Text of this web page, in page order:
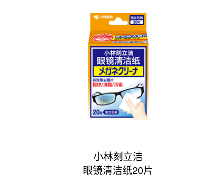
小林刻立洁
眼镜清洁纸20片